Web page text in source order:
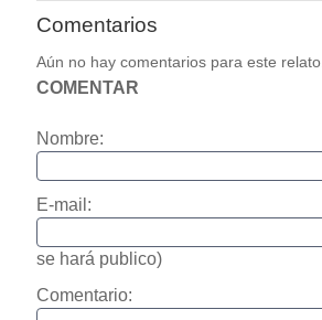
Comentarios
Aún no hay comentarios para este relato.
COMENTAR
Nombre:
E-mail:
se hará publico)
Comentario: